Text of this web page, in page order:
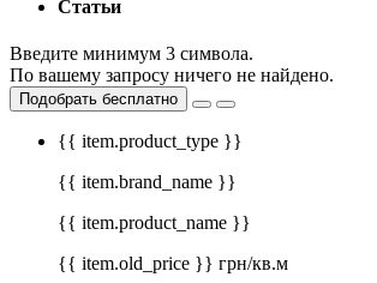
Статьи
Введите минимум 3 символа.
По вашему запросу ничего не найдено.
Подобрать бесплатно
{{ item.product_type }}
{{ item.brand_name }}
{{ item.product_name }}
{{ item.old_price }} грн/кв.м